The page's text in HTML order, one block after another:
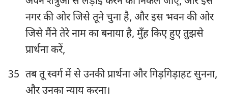
नगर की ओर जिसे तूने चुना है, और इस भवन की ओर
जिसे मैंने तेरे नाम का बनाया है, मुँह किए हुए तुझसे
प्रार्थना करें,
35 तब तू स्वर्ग में से उनकी प्रार्थना और गिड़गिड़ाहट सुनना,
और उनका न्याय करना।